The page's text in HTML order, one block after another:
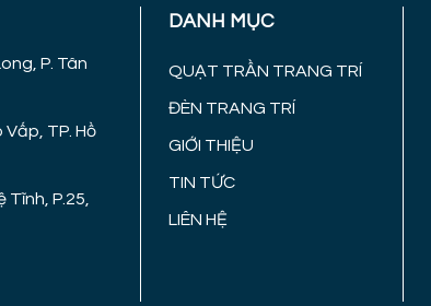
P. Tân
Vấp, TP. Hồ
P.25,
DANH MỤC
QUẠT TRẦN TRANG TRÍ
ĐÈN TRANG TRÍ
GIỚI THIỆU
TIN TỨC
LIÊN HỆ